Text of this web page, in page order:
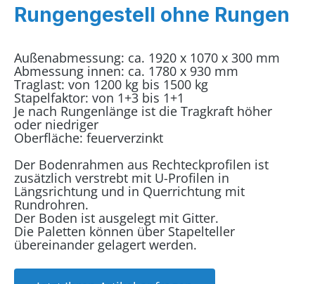
Rungengestell ohne Rungen
Außenabmessung: ca. 1920 x 1070 x 300 mm
Abmessung innen: ca. 1780 x 930 mm
Traglast: von 1200 kg bis 1500 kg
Stapelfaktor: von 1+3 bis 1+1
Je nach Rungenlänge ist die Tragkraft höher
oder niedriger
Oberfläche: feuerverzinkt
Der Bodenrahmen aus Rechteckprofilen ist
zusätzlich verstrebt mit U-Profilen in
Längsrichtung und in Querrichtung mit
Rundrohren.
Der Boden ist ausgelegt mit Gitter.
Die Paletten können über Stapelteller
übereinander gelagert werden.